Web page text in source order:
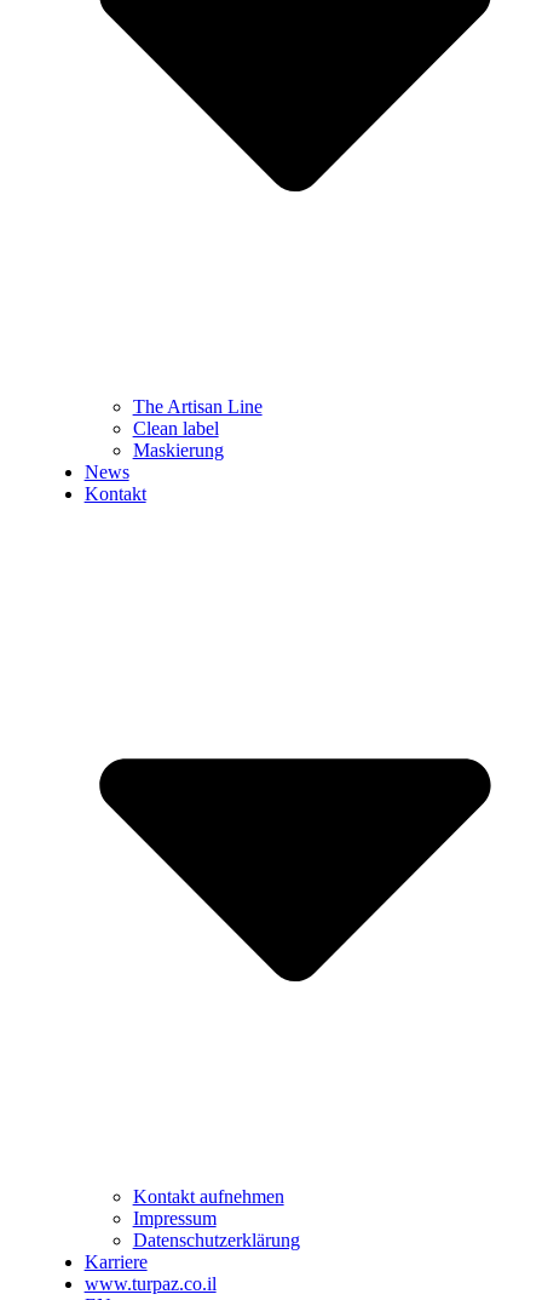
The Artisan Line
Clean label
Maskierung
News
Kontakt
Kontakt aufnehmen
Impressum
Datenschutzerklärung
Karriere
www.turpaz.co.il